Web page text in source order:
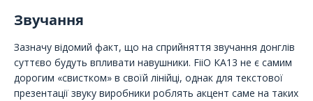
Звучання
Зазначу відомий факт, що на сприйняття звучання донглів
суттєво будуть впливати навушники. FiiO КА13 не є самим
дорогим «свистком» в своїй лінійці, однак для текстової
презентації звуку виробники роблять акцент саме на таких